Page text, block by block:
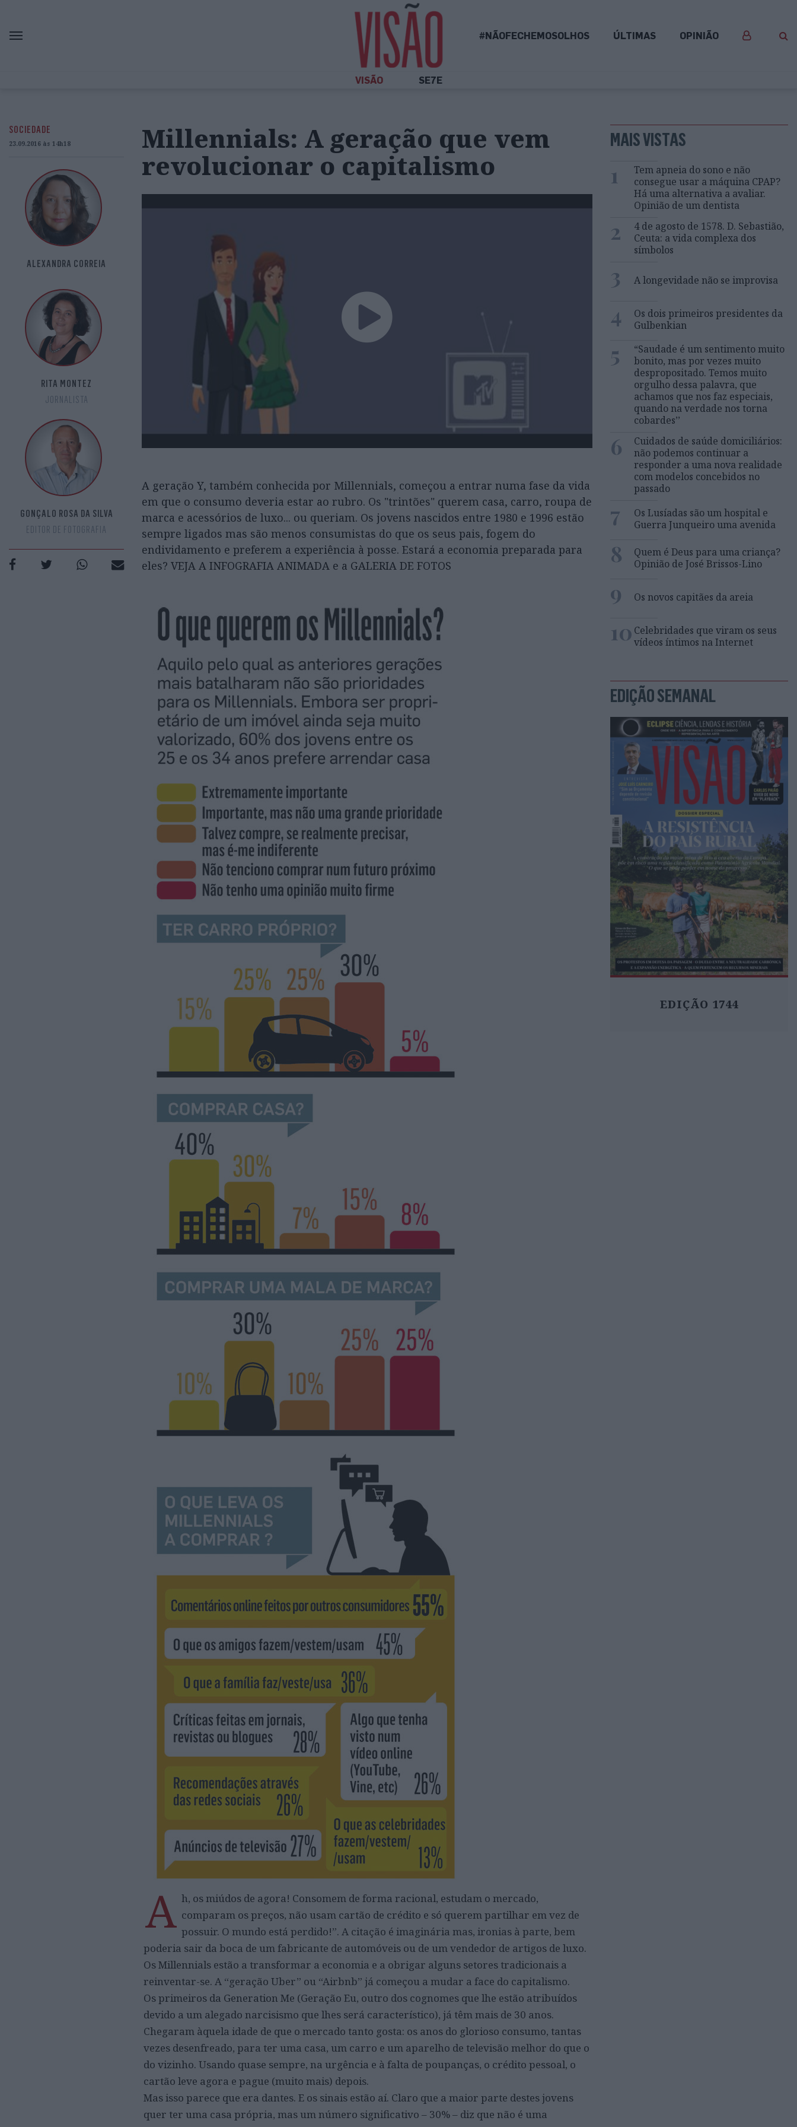
#NÃOFECHEMOSOLHOS ÚLTIMAS OPINIÃO
VISÃO SE7E
SOCIEDADE
23.09.2016 às 14h18
ALEXANDRA CORREIA
RITA MONTEZ
JORNALISTA
GONÇALO ROSA DA SILVA
EDITOR DE FOTOGRAFIA
Millennials: A geração que vem
revolucionar o capitalismo
A geração Y, também conhecida por Millennials, começou a entrar numa fase da vida
em que o consumo deveria estar ao rubro. Os "trintões" querem casa, carro, roupa de
marca e acessórios de luxo... ou queriam. Os jovens nascidos entre 1980 e 1996 estão
sempre ligados mas são menos consumistas do que os seus pais, fogem do
endividamento e preferem a experiência à posse. Estará a economia preparada para
eles? VEJA A INFOGRAFIA ANIMADA e a GALERIA DE FOTOS
A h, os miúdos de agora! Consomem de forma racional, estudam o mercado,
comparam os preços, não usam cartão de crédito e só querem partilhar em vez de
possuir. O mundo está perdido!”. A citação é imaginária mas, ironias à parte, bem
poderia sair da boca de um fabricante de automóveis ou de um vendedor de artigos de luxo.
Os Millennials estão a transformar a economia e a obrigar alguns setores tradicionais a
reinventar-se. A “geração Uber” ou “Airbnb” já começou a mudar a face do capitalismo.
Os primeiros da Generation Me (Geração Eu, outro dos cognomes que lhe estão atribuídos
devido a um alegado narcisismo que lhes será característico), já têm mais de 30 anos.
Chegaram àquela idade de que o mercado tanto gosta: os anos do glorioso consumo, tantas
vezes desenfreado, para ter uma casa, um carro e um aparelho de televisão melhor do que o
do vizinho. Usando quase sempre, na urgência e à falta de poupanças, o crédito pessoal, o
cartão leve agora e pague (muito mais) depois.
Mas isso parece que era dantes. E os sinais estão aí. Claro que a maior parte destes jovens
quer ter uma casa própria, mas um número significativo – 30% – diz que não é uma
MAIS VISTAS
1
Tem apneia do sono e não
consegue usar a máquina CPAP?
Há uma alternativa a avaliar.
Opinião de um dentista
2
4 de agosto de 1578. D. Sebastião,
Ceuta: a vida complexa dos
símbolos
3 A longevidade não se improvisa
4
Os dois primeiros presidentes da
Gulbenkian
5
“Saudade é um sentimento muito
bonito, mas por vezes muito
despropositado. Temos muito
orgulho dessa palavra, que
achamos que nos faz especiais,
quando na verdade nos torna
cobardes’’
6
Cuidados de saúde domiciliários:
não podemos continuar a
responder a uma nova realidade
com modelos concebidos no
passado
7
Os Lusíadas são um hospital e
Guerra Junqueiro uma avenida
8
Quem é Deus para uma criança?
Opinião de José Brissos-Lino
9 Os novos capitães da areia
10 Celebridades que viram os seus
vídeos íntimos na Internet
EDIÇÃO SEMANAL
EDIÇÃO 1744